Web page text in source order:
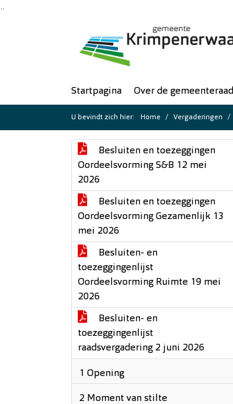
Startpagina Over de gemeenteraad
U bevindt zich hier: Home Vergaderingen
Besluiten en toezeggingen
Oordeelsvorming S&B 12 mei
2026
Besluiten en toezeggingen
Oordeelsvorming Gezamenlijk 13
mei 2026
Besluiten- en
toezeggingenlijst
Oordeelsvorming Ruimte 19 mei
2026
Besluiten- en
toezeggingenlijst
raadsvergadering 2 juni 2026
1 Opening
2 Moment van stilte